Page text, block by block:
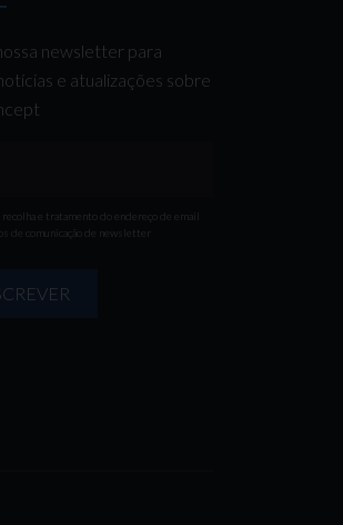
newsletter para
e atualizações sobre
e tratamento do endereço de email
de comunicação de newsletter